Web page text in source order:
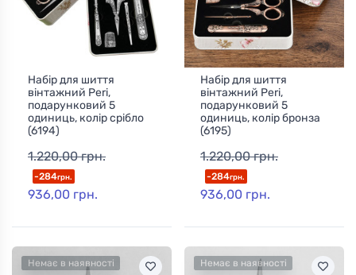
Набір для шиття
вінтажний Peri,
подарунковий 5
одиниць, колір срібло
(6194)
1.220,00 грн.
-284грн.
936,00 грн.
Набір для шиття
вінтажний Peri,
подарунковий 5
одиниць, колір бронза
(6195)
1.220,00 грн.
-284грн.
936,00 грн.
Немає в наявності Немає в наявності